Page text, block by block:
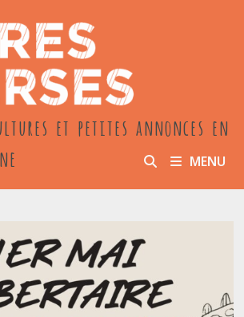
et petites annonces en
MENU